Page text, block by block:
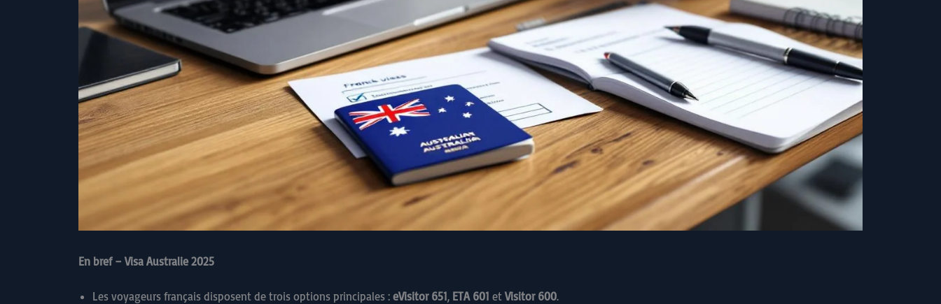
En bref – Visa Australie 2025
Les voyageurs français disposent de trois options principales : eVisitor 651, ETA 601 et Visitor 600.